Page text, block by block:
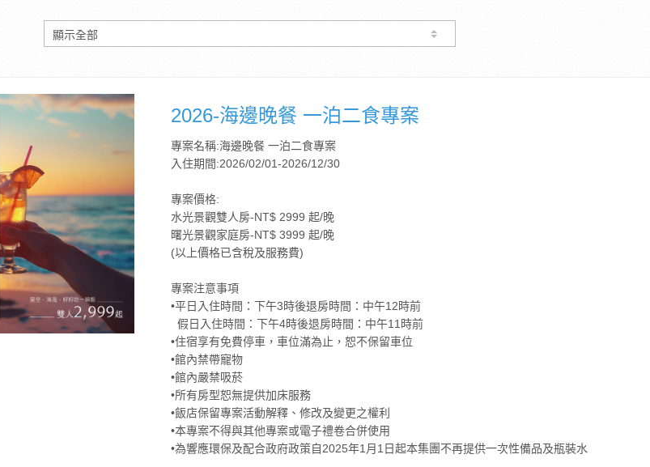
2026-海邊晚餐 一泊二食專案
專案名稱:海邊晚餐 一泊二食專案
入住期間:2026/02/01-2026/12/30
專案價格:
水光景觀雙人房-NT$ 2999 起/晚
曙光景觀家庭房-NT$ 3999 起/晚
(以上價格已含稅及服務費)
專案注意事項
•平日入住時間：下午3時後退房時間：中午12時前
假日入住時間：下午4時後退房時間：中午11時前
•住宿享有免費停車，車位滿為止，恕不保留車位
•館內禁帶寵物
•館內嚴禁吸菸
•所有房型恕無提供加床服務
•飯店保留專案活動解釋、修改及變更之權利
•本專案不得與其他專案或電子禮卷合併使用
•為響應環保及配合政府政策自2025年1月1日起本集團不再提供一次性備品及瓶裝水